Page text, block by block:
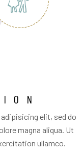
elit, sed do
magna aliqua. Ut
ullamco.